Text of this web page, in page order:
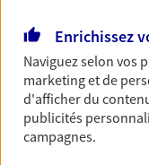
Gagnez en
assurance
Enrichissez
Naviguez selon vos
marketing et de
d'afficher du
publicités
campagnes.